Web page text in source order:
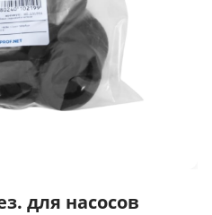
для насосов